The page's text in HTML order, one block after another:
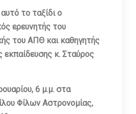
το ταξίδι ο
ερευνητής του
του ΑΠΘ και καθηγητής
εκπαίδευσης κ. Σταύρος
6 μ.μ. στα
Φίλων Αστρονομίας,